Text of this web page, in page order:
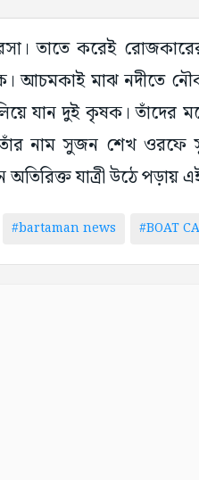
তাতে করেই
মাঝ নদীতে
যান দুই কৃষক। তাঁদের
নাম সুজন শেখ ওরফে
যাত্রী উঠে পড়ায়
#bartaman news #BOAT